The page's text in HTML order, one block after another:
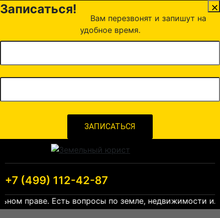
Записаться! ×
Вам перезвонят и запишут на
удобное время.
+7 (499) 112-42-87
вопросы по земле, недвижимости или